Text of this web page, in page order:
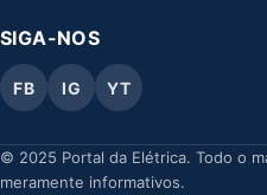
SIGA-NOS
FB IG YT
© 2025 Portal da Elétrica. Todo o
meramente informativos.